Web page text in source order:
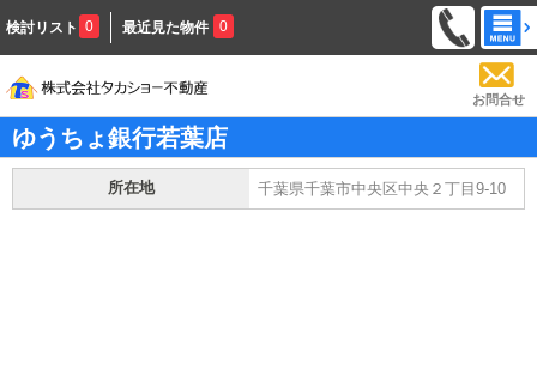
検討リスト 0 最近見た物件 0
お問合せ
ゆうちょ銀行若葉店
所在地 千葉県千葉市中央区中央２丁目9-10